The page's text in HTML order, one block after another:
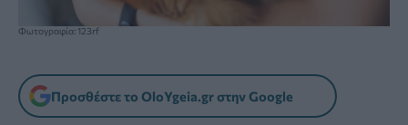
Φωτογραφία: 123rf
Προσθέστε το OloYgeia.gr στην Google